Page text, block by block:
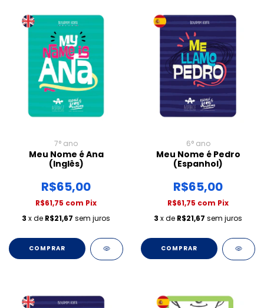
7° ano
Meu Nome é Ana
(Inglês)
R$65,00
R$61,75 com Pix
3 x de R$21,67 sem juros
COMPRAR
6° ano
Meu Nome é Pedro
(Espanhol)
R$65,00
R$61,75 com Pix
3 x de R$21,67 sem juros
COMPRAR